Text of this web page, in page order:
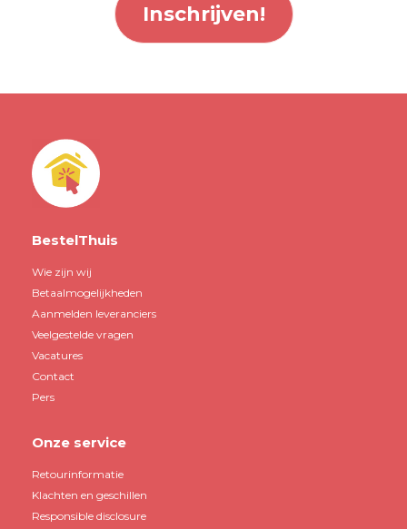
Inschrijven!
BestelThuis
Wie zijn wij
Betaalmogelijkheden
Aanmelden leveranciers
Veelgestelde vragen
Vacatures
Contact
Pers
Onze service
Retourinformatie
Klachten en geschillen
Responsible disclosure